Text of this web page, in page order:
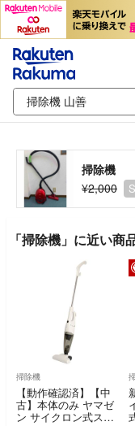
掃除機
¥2,000
「掃除機」に近い商
掃除機
【動作確認済】【中
古】本体のみ ヤマゼ
ン サイクロン式ステ